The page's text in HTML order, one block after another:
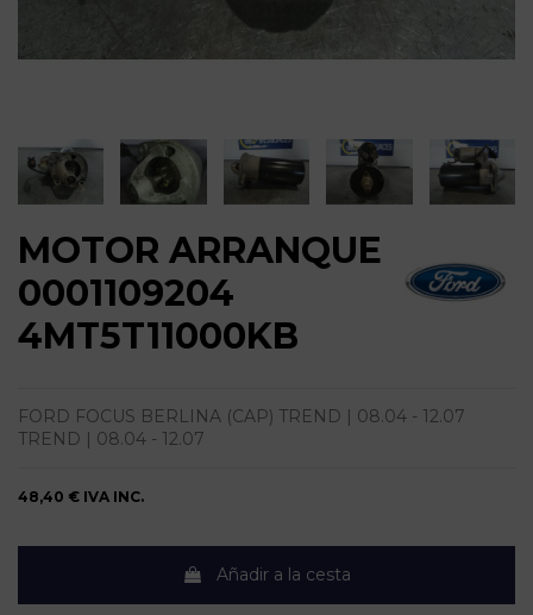
MOTOR ARRANQUE
0001109204
4MT5T11000KB
FORD FOCUS BERLINA (CAP) TREND | 08.04 - 12.07
TREND | 08.04 - 12.07
48,40 € IVA INC.
Añadir a la cesta